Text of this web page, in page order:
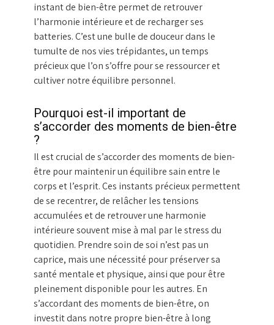
instant de bien-être permet de retrouver
l’harmonie intérieure et de recharger ses
batteries. C’est une bulle de douceur dans le
tumulte de nos vies trépidantes, un temps
précieux que l’on s’offre pour se ressourcer et
cultiver notre équilibre personnel.
Pourquoi est-il important de
s’accorder des moments de bien-être
?
Il est crucial de s’accorder des moments de bien-
être pour maintenir un équilibre sain entre le
corps et l’esprit. Ces instants précieux permettent
de se recentrer, de relâcher les tensions
accumulées et de retrouver une harmonie
intérieure souvent mise à mal par le stress du
quotidien. Prendre soin de soi n’est pas un
caprice, mais une nécessité pour préserver sa
santé mentale et physique, ainsi que pour être
pleinement disponible pour les autres. En
s’accordant des moments de bien-être, on
investit dans notre propre bien-être à long